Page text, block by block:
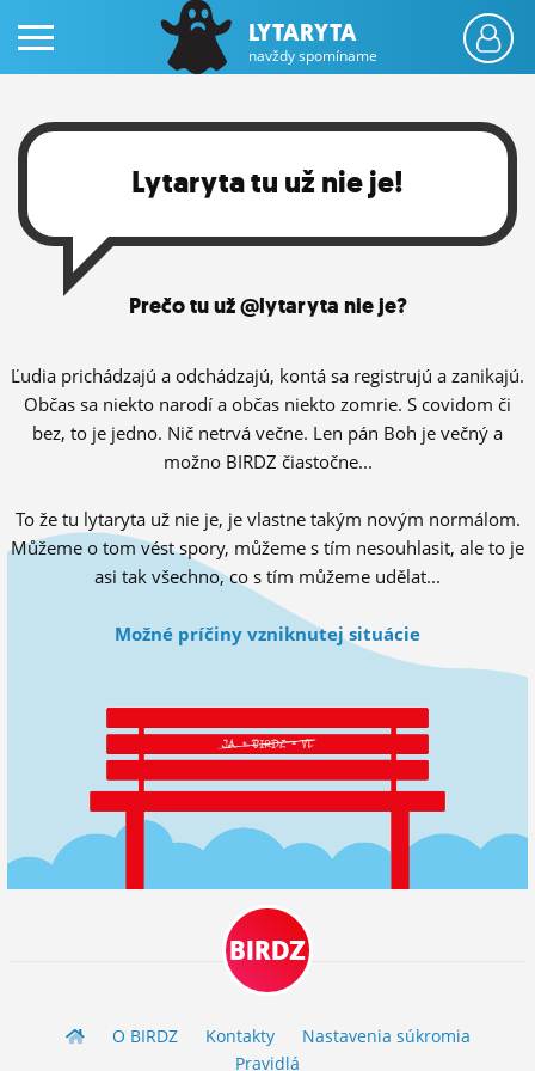
PRIHLÁS SA
ČINŽIAK
FÓRUM
STATUSY
BLOGY
OBRÁZKY
ĽUDIA
ROLETA
LYTARYTA
navždy spomíname
Lytaryta tu už nie je!
Prečo tu už @lytaryta nie je?
Ľudia prichádzajú a odchádzajú, kontá sa registrujú a zanikajú.
Občas sa niekto narodí a občas niekto zomrie. S covidom či
bez, to je jedno. Nič netrvá večne. Len pán Boh je večný a
možno BIRDZ čiastočne...
To že tu lytaryta už nie je, je vlastne takým novým normálom.
Můžeme o tom vést spory, můžeme s tím nesouhlasit, ale to je
asi tak všechno, co s tím můžeme udělat...
Možné príčiny vzniknutej situácie
BIRDZ
O BIRDZ Kontakty
Nastavenia súkromia
Pravidlá